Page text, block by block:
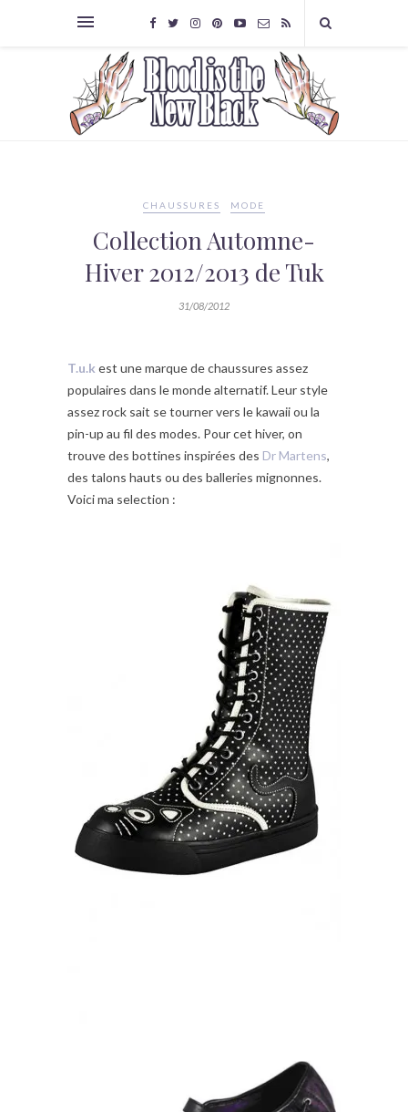
CHAUSSURES MODE
Collection Automne-
Hiver 2012/2013 de Tuk
31/08/2012
T.u.kest une marque de chaussures assez
populaires dans le monde alternatif. Leur style
assez rock sait se tourner vers le kawaii ou la
pin-up au fil des modes. Pour cet hiver, on
trouve des bottines inspirées des Dr Martens,
des talons hauts ou des balleries mignonnes.
Voici ma selection :